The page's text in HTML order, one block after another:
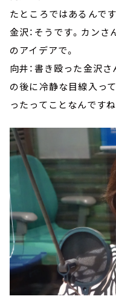
たところではあるんです
金沢：そうです。カン
のアイデアで。
向井：書き殴った金沢
の後に冷静な目線入っ
ったってことなんですね